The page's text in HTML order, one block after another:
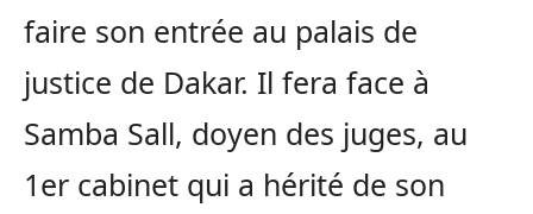
faire son entrée au palais de
justice de Dakar. Il fera face à
Samba Sall, doyen des juges, au
1er cabinet qui a hérité de son